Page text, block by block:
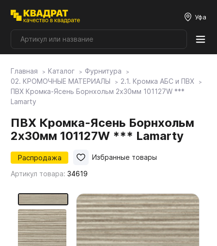
Уфа
Плитные материалы
Фурнитура
Столешницы
Фасады
Мебельные образцы, каталоги
Главная Каталог
Фурнитура
02. КРОМОЧНЫЕ МАТЕРИАЛЫ
2.1. Кромка АБС и ПВХ
ПВХ Кромка-Ясень Борнхольм 2х30мм 101127W ***
Lamarty
ПВХ Кромка-Ясень Борнхольм
2х30мм 101127W *** Lamarty
Распродажа
Артикул товара:34619
Избранные товары